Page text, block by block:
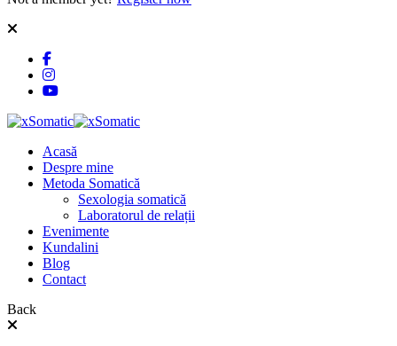
Acasă
Despre mine
Metoda Somatică
Sexologia somatică
Laboratorul de relații
Evenimente
Kundalini
Blog
Contact
Back